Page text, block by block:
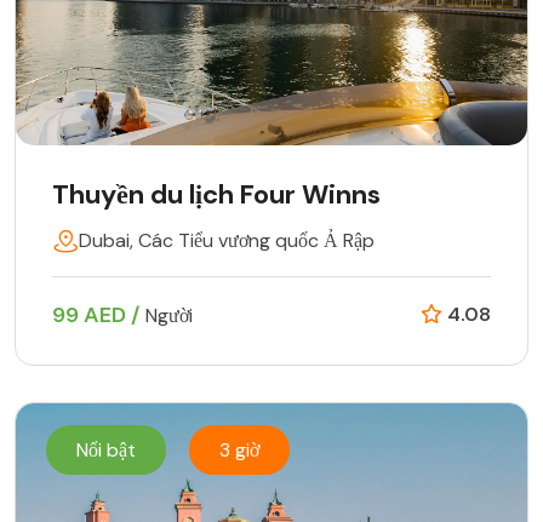
Thuyền du lịch Four Winns
Dubai, Các Tiểu vương quốc Ả Rập
99 AED / Người 4.08
Nổi bật 3 giờ